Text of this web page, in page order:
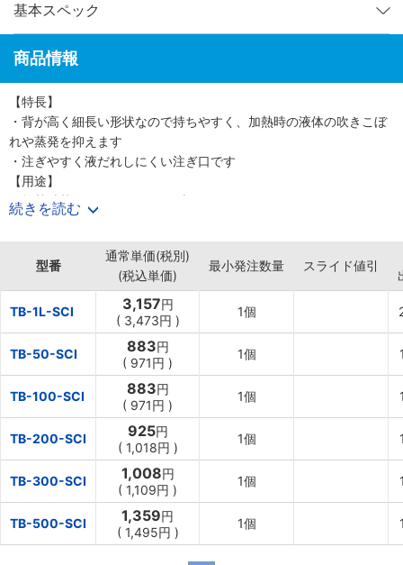
基本スペック
商品情報
【特長】
・背が高く細長い形状なので持ちやすく、加熱時の液体の吹きこぼ
れや蒸発を抑えます
・注ぎやすく液だれしにくい注ぎ口です
【用途】
・乾熱滅菌や、オートクレーブに
・熱湯、電子レンジで使用
・精密な分析や、薬品（劇薬など）に
続きを読む
型番
通常単価(税別)
(税込単価)
最小発注数量 スライド値引
TB-1L-SCI 3,157円
( 3,473円 )
1個
TB-50-SCI 883円
( 971円 )
1個
TB-100-SCI 883円
( 971円 )
1個
TB-200-SCI 925円
( 1,018円 )
1個
TB-300-SCI 1,008円
( 1,109円 )
1個
TB-500-SCI 1,359円
( 1,495円 )
1個